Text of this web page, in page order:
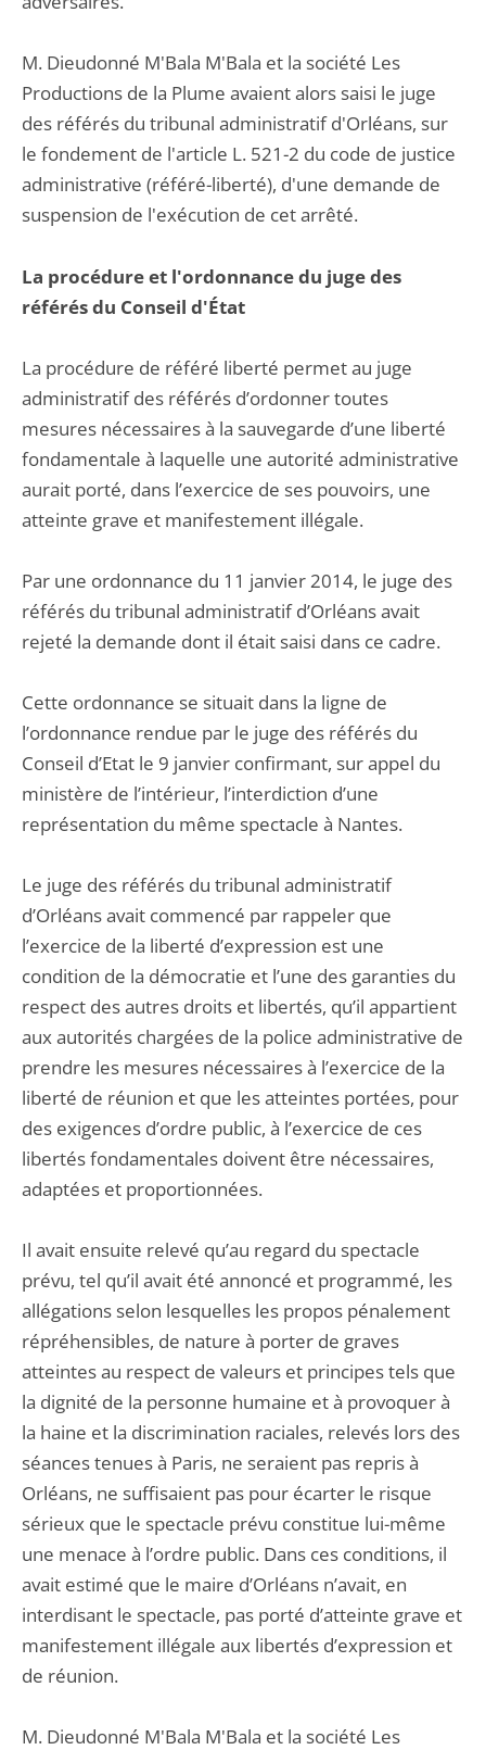
M. Dieudonné M'Bala M'Bala et la société Les
Productions de la Plume avaient alors saisi le juge
des référés du tribunal administratif d'Orléans, sur
le fondement de l'article L. 521-2 du code de justice
administrative (référé-liberté), d'une demande de
suspension de l'exécution de cet arrêté.
La procédure et l'ordonnance du juge des
référés du Conseil d'État
La procédure de référé liberté permet au juge
administratif des référés d’ordonner toutes
mesures nécessaires à la sauvegarde d’une liberté
fondamentale à laquelle une autorité administrative
aurait porté, dans l’exercice de ses pouvoirs, une
atteinte grave et manifestement illégale.
Par une ordonnance du 11 janvier 2014, le juge des
référés du tribunal administratif d’Orléans avait
rejeté la demande dont il était saisi dans ce cadre.
Cette ordonnance se situait dans la ligne de
l’ordonnance rendue par le juge des référés du
Conseil d’Etat le 9 janvier confirmant, sur appel du
ministère de l’intérieur, l’interdiction d’une
représentation du même spectacle à Nantes.
Le juge des référés du tribunal administratif
d’Orléans avait commencé par rappeler que
l’exercice de la liberté d’expression est une
condition de la démocratie et l’une des garanties du
respect des autres droits et libertés, qu’il appartient
aux autorités chargées de la police administrative de
prendre les mesures nécessaires à l’exercice de la
liberté de réunion et que les atteintes portées, pour
des exigences d’ordre public, à l’exercice de ces
libertés fondamentales doivent être nécessaires,
adaptées et proportionnées.
Il avait ensuite relevé qu’au regard du spectacle
prévu, tel qu’il avait été annoncé et programmé, les
allégations selon lesquelles les propos pénalement
répréhensibles, de nature à porter de graves
atteintes au respect de valeurs et principes tels que
la dignité de la personne humaine et à provoquer à
la haine et la discrimination raciales, relevés lors des
séances tenues à Paris, ne seraient pas repris à
Orléans, ne suffisaient pas pour écarter le risque
sérieux que le spectacle prévu constitue lui-même
une menace à l’ordre public. Dans ces conditions, il
avait estimé que le maire d’Orléans n’avait, en
interdisant le spectacle, pas porté d’atteinte grave et
manifestement illégale aux libertés d’expression et
de réunion.
M. Dieudonné M'Bala M'Bala et la société Les